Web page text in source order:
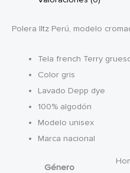
Polera Iltz Perú, modelo
Tela french Terry
Color gris
Lavado Depp dye
100% algodón
Modelo unisex
Marca nacional
Género